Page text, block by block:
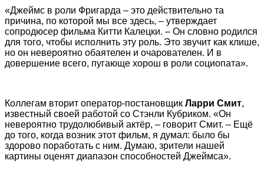
«Джеймс в роли Фригарда – это действительно та
причина, по которой мы все здесь, – утверждает
сопродюсер фильма Китти Калецки. – Он словно родился
для того, чтобы исполнить эту роль. Это звучит как клише,
но он невероятно обаятелен и очарователен. И в
довершение всего, пугающе хорош в роли социопата».
Коллегам вторит оператор-постановщик Ларри Смит,
известный своей работой со Стэнли Кубриком. «Он
невероятно трудолюбивый актёр, – говорит Смит. – Ещё
до того, когда возник этот фильм, я думал: было бы
здорово поработать с ним. Думаю, зрители нашей
картины оценят диапазон способностей Джеймса».